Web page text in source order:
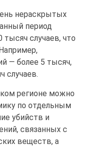
нераскрытых
период
случаев, что
— более 5 тысяч,
случаев.
регионе можно
по отдельным
убийств и
связанных с
веществ, а